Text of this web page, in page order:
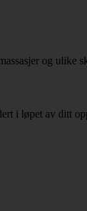
og ulike
i løpet av ditt